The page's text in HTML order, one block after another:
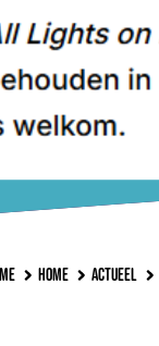
Home Actueel